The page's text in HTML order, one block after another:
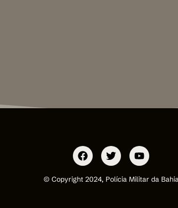
© Copyright 2024, Polícia Militar da